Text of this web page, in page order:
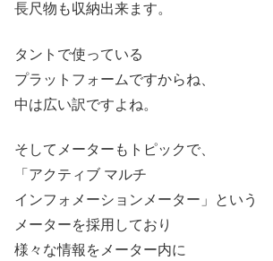
長尺物も収納出来ます。
タントで使っている
プラットフォームですからね、
中は広い訳ですよね。
そしてメーターもトピックで、
「アクティブ マルチ
インフォメーションメーター」という
メーターを採用しており
様々な情報をメーター内に